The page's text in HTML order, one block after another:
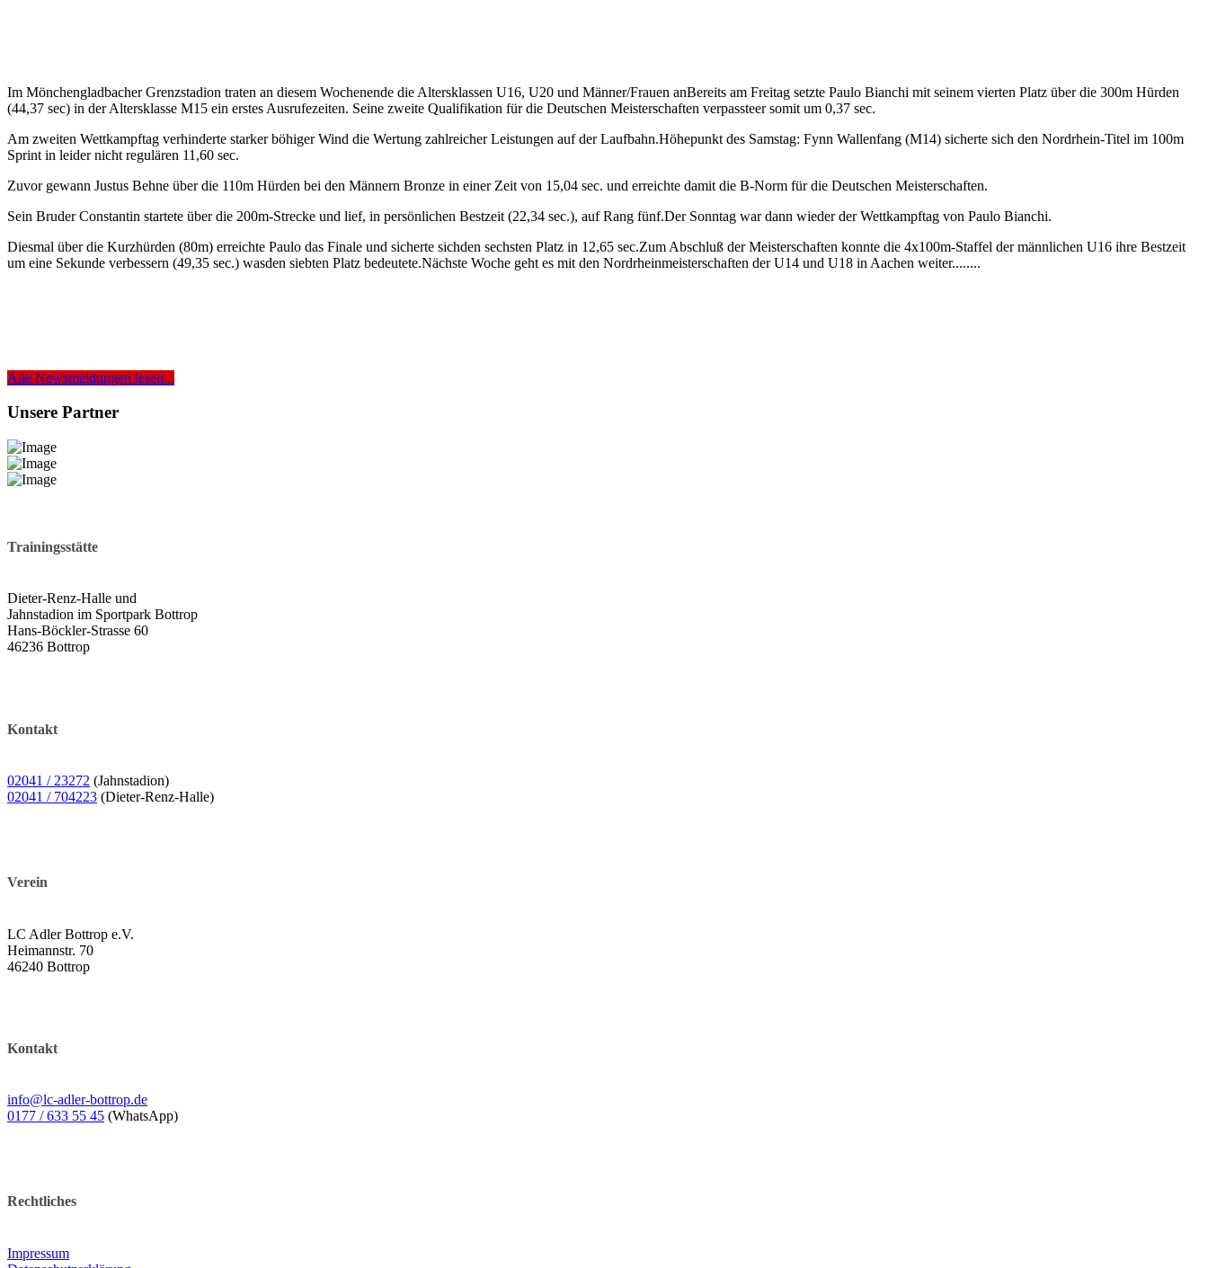
Im Mönchengladbacher Grenzstadion traten an diesem Wochenende die Altersklassen U16, U20 und Männer/Frauen anBereits am Freitag setzte Paulo Bianchi mit seinem vierten Platz über die 300m Hürden
(44,37 sec) in der Altersklasse M15 ein erstes Ausrufezeiten. Seine zweite Qualifikation für die Deutschen Meisterschaften verpassteer somit um 0,37 sec.
Am zweiten Wettkampftag verhinderte starker böhiger Wind die Wertung zahlreicher Leistungen auf der Laufbahn.Höhepunkt des Samstag: Fynn Wallenfang (M14) sicherte sich den Nordrhein-Titel im 100m
Sprint in leider nicht regulären 11,60 sec.
Zuvor gewann Justus Behne über die 110m Hürden bei den Männern Bronze in einer Zeit von 15,04 sec. und erreichte damit die B-Norm für die Deutschen Meisterschaften.
Sein Bruder Constantin startete über die 200m-Strecke und lief, in persönlichen Bestzeit (22,34 sec.), auf Rang fünf.Der Sonntag war dann wieder der Wettkampftag von Paulo Bianchi.
Diesmal über die Kurzhürden (80m) erreichte Paulo das Finale und sicherte sichden sechsten Platz in 12,65 sec.Zum Abschluß der Meisterschaften konnte die 4x100m-Staffel der männlichen U16 ihre Bestzeit
um eine Sekunde verbessern (49,35 sec.) wasden siebten Platz bedeutete.Nächste Woche geht es mit den Nordrheinmeisterschaften der U14 und U18 in Aachen weiter........
Alle Newsmeldungen lesen...
Unsere Partner
Trainingsstätte
Dieter-Renz-Halle und
Jahnstadion im Sportpark Bottrop
Hans-Böckler-Strasse 60
46236 Bottrop
Kontakt
02041 / 23272 (Jahnstadion)
02041 / 704223 (Dieter-Renz-Halle)
Verein
LC Adler Bottrop e.V.
Heimannstr. 70
46240 Bottrop
Kontakt
info@lc-adler-bottrop.de
0177 / 633 55 45 (WhatsApp)
Rechtliches
Impressum